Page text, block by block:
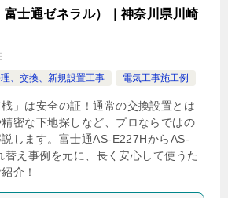
士通ゼネラル）｜神奈川県川崎
、交換、新規設置工事
電気工事施工例
」は安全の証！通常の交換設置とは
密な下地探しなど、プロならではの
します。富士通AS-E227HからAS-
え事例を元に、長く安心して使うた
介！